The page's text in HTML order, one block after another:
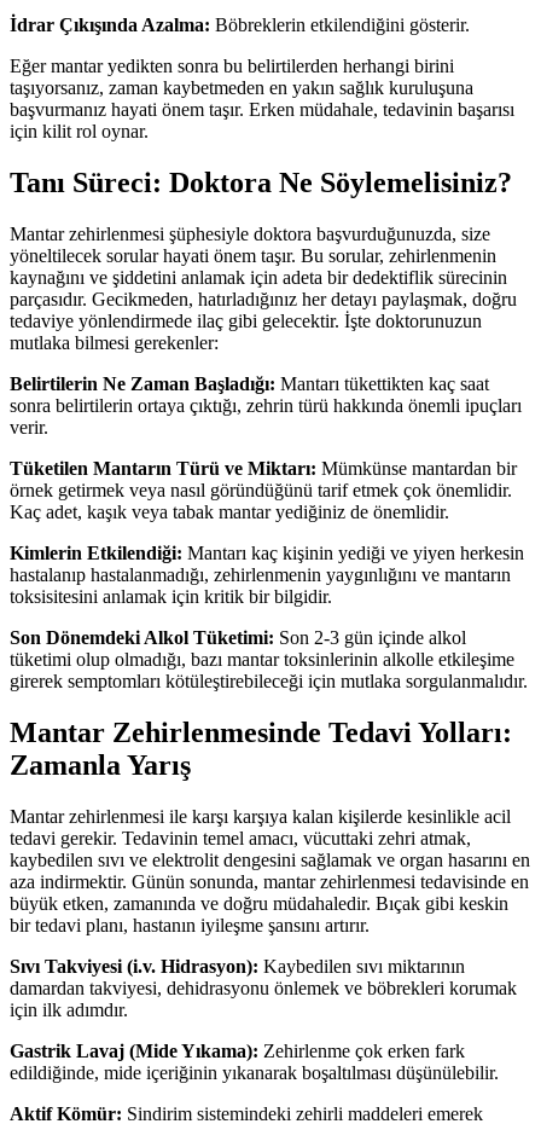
İdrar Çıkışında Azalma: Böbreklerin etkilendiğini gösterir.
Eğer mantar yedikten sonra bu belirtilerden herhangi birini
taşıyorsanız, zaman kaybetmeden en yakın sağlık kuruluşuna
başvurmanız hayati önem taşır. Erken müdahale, tedavinin başarısı
için kilit rol oynar.
Tanı Süreci: Doktora Ne Söylemelisiniz?
Mantar zehirlenmesi şüphesiyle doktora başvurduğunuzda, size
yöneltilecek sorular hayati önem taşır. Bu sorular, zehirlenmenin
kaynağını ve şiddetini anlamak için adeta bir dedektiflik sürecinin
parçasıdır. Gecikmeden, hatırladığınız her detayı paylaşmak, doğru
tedaviye yönlendirmede ilaç gibi gelecektir. İşte doktorunuzun
mutlaka bilmesi gerekenler:
Belirtilerin Ne Zaman Başladığı: Mantarı tükettikten kaç saat
sonra belirtilerin ortaya çıktığı, zehrin türü hakkında önemli ipuçları
verir.
Tüketilen Mantarın Türü ve Miktarı: Mümkünse mantardan bir
örnek getirmek veya nasıl göründüğünü tarif etmek çok önemlidir.
Kaç adet, kaşık veya tabak mantar yediğiniz de önemlidir.
Kimlerin Etkilendiği: Mantarı kaç kişinin yediği ve yiyen herkesin
hastalanıp hastalanmadığı, zehirlenmenin yaygınlığını ve mantarın
toksisitesini anlamak için kritik bir bilgidir.
Son Dönemdeki Alkol Tüketimi: Son 2-3 gün içinde alkol
tüketimi olup olmadığı, bazı mantar toksinlerinin alkolle etkileşime
girerek semptomları kötüleştirebileceği için mutlaka sorgulanmalıdır.
Mantar Zehirlenmesinde Tedavi Yolları:
Zamanla Yarış
Mantar zehirlenmesi ile karşı karşıya kalan kişilerde kesinlikle acil
tedavi gerekir. Tedavinin temel amacı, vücuttaki zehri atmak,
kaybedilen sıvı ve elektrolit dengesini sağlamak ve organ hasarını en
aza indirmektir. Günün sonunda, mantar zehirlenmesi tedavisinde en
büyük etken, zamanında ve doğru müdahaledir. Bıçak gibi keskin
bir tedavi planı, hastanın iyileşme şansını artırır.
Sıvı Takviyesi (i.v. Hidrasyon): Kaybedilen sıvı miktarının
damardan takviyesi, dehidrasyonu önlemek ve böbrekleri korumak
için ilk adımdır.
Gastrik Lavaj (Mide Yıkama): Zehirlenme çok erken fark
edildiğinde, mide içeriğinin yıkanarak boşaltılması düşünülebilir.
Aktif Kömür: Sindirim sistemindeki zehirli maddeleri emerek